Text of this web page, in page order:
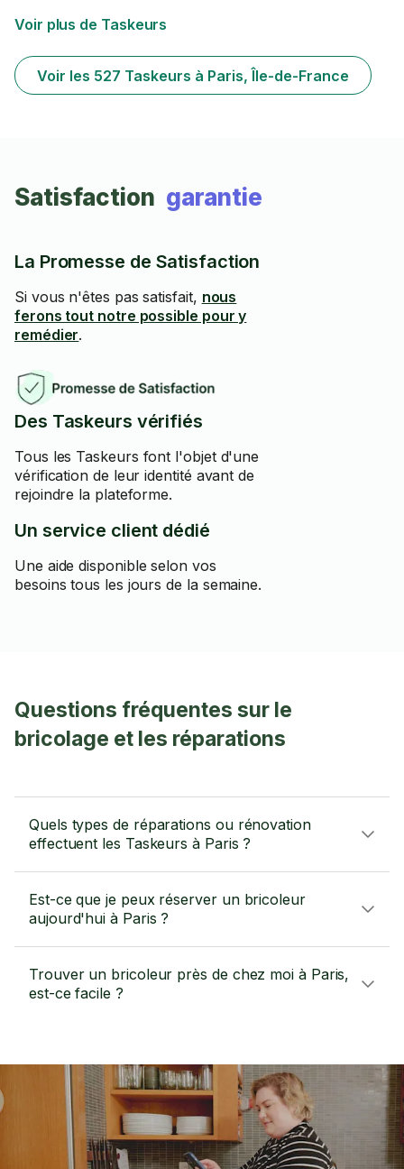
Voir plus de Taskeurs
Voir les 527 Taskeurs à Paris, Île-de-France
Satisfaction garantie
La Promesse de Satisfaction
Si vous n'êtes pas satisfait, nous
ferons tout notre possible pour y
remédier.
Des Taskeurs vérifiés
Tous les Taskeurs font l'objet d'une
vérification de leur identité avant de
rejoindre la plateforme.
Un service client dédié
Une aide disponible selon vos
besoins tous les jours de la semaine.
Questions fréquentes sur le
bricolage et les réparations
Quels types de réparations ou rénovation
effectuent les Taskeurs à Paris ?
Est-ce que je peux réserver un bricoleur
aujourd'hui à Paris ?
Trouver un bricoleur près de chez moi à Paris,
est-ce facile ?